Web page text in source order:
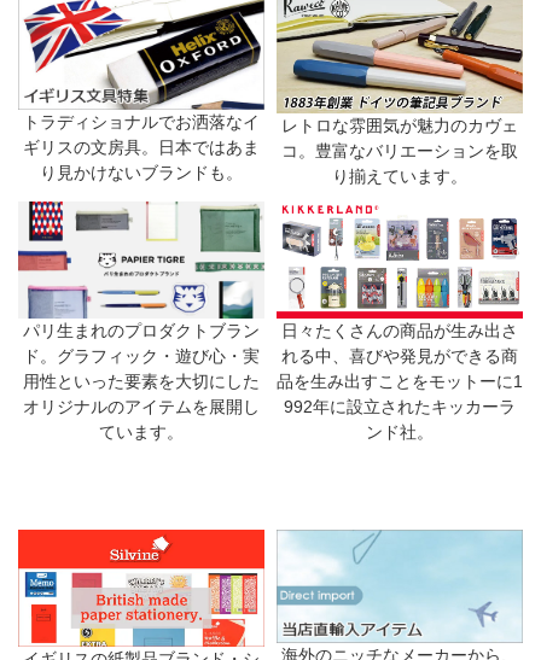
トラディショナルでお洒落なイ
ギリスの文房具。日本ではあま
り見かけないブランドも。
レトロな雰囲気が魅力のカヴェ
コ。豊富なバリエーションを取
り揃えています。
パリ生まれのプロダクトブラン
ド。グラフィック・遊び心・実
用性といった要素を大切にした
オリジナルのアイテムを展開し
ています。
日々たくさんの商品が生み出さ
れる中、喜びや発見ができる商
品を生み出すことをモットーに1
992年に設立されたキッカーラ
ンド社。
海外のニッチなメーカーから、